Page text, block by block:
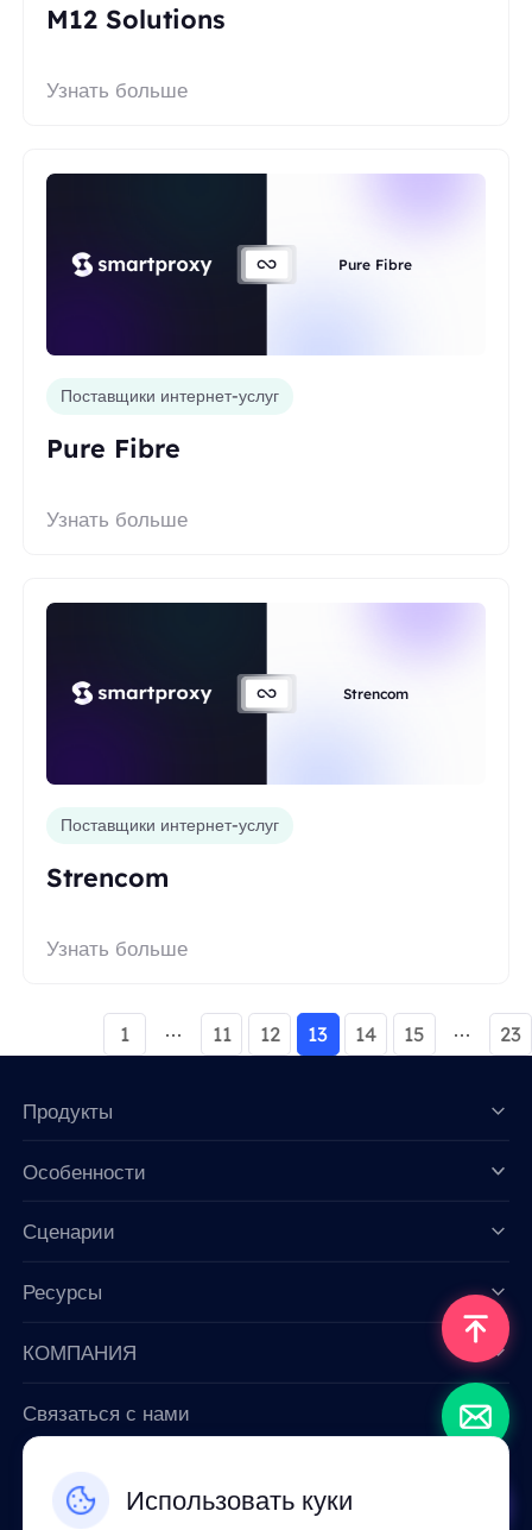
M12 Solutions
Узнать больше
Pure Fibre
Поставщики интернет-услуг
Pure Fibre
Узнать больше
Strencom
Поставщики интернет-услуг
Strencom
Узнать больше
1 11 12 13 14 15 23
Использовать куки
Продукты
Особенности
Сценарии
Ресурсы
КОМПАНИЯ
Связаться с нами